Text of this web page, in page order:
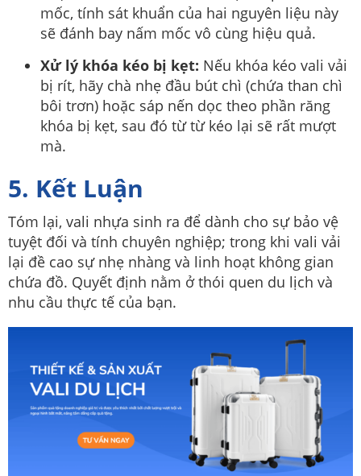
mốc, tính sát khuẩn của hai nguyên liệu này
sẽ đánh bay nấm mốc vô cùng hiệu quả.
Xử lý khóa kéo bị kẹt: Nếu khóa kéo vali vải
bị rít, hãy chà nhẹ đầu bút chì (chứa than chì
bôi trơn) hoặc sáp nến dọc theo phần răng
khóa bị kẹt, sau đó từ từ kéo lại sẽ rất mượt
mà.
5. Kết Luận
Tóm lại, vali nhựa sinh ra để dành cho sự bảo vệ
tuyệt đối và tính chuyên nghiệp; trong khi vali vải
lại đề cao sự nhẹ nhàng và linh hoạt không gian
chứa đồ. Quyết định nằm ở thói quen du lịch và
nhu cầu thực tế của bạn.